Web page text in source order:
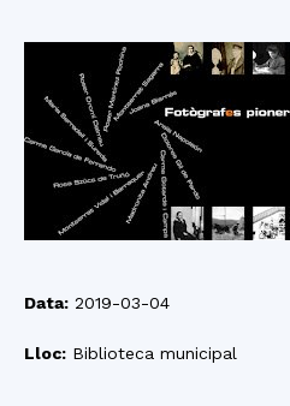
Data: 2019-03-04
Lloc: Biblioteca municipal